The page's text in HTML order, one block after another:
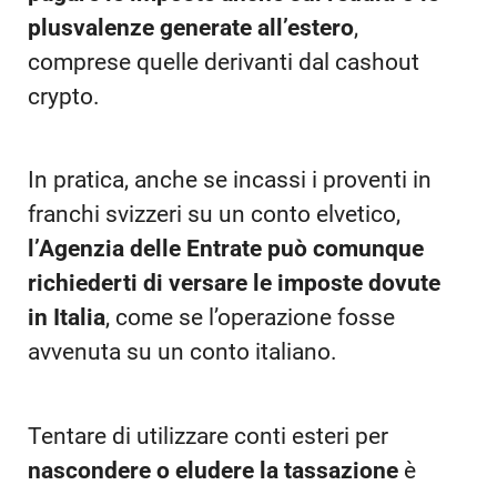
plusvalenze generate all’estero,
comprese quelle derivanti dal cashout
crypto.
In pratica, anche se incassi i proventi in
franchi svizzeri su un conto elvetico,
l’Agenzia delle Entrate può comunque
richiederti di versare le imposte dovute
in Italia, come se l’operazione fosse
avvenuta su un conto italiano.
Tentare di utilizzare conti esteri per
nascondere o eludere la tassazione è